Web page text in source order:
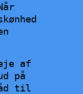
af
på
til